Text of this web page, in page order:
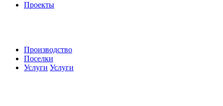
Проекты
Производство
Поселки
Услуги Услуги